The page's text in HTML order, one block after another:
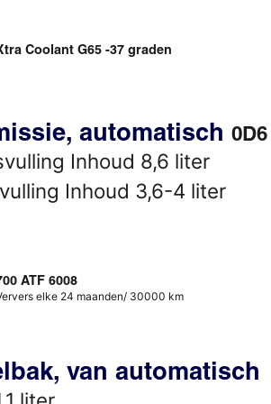
Coolant G65 -37 graden
automatisch
Inhoud 8,6 liter
Inhoud 3,6-4 liter
ATF 6008
elke 24 maanden/ 30000 km
van automatisch